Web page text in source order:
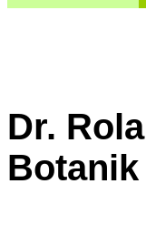
Dr.